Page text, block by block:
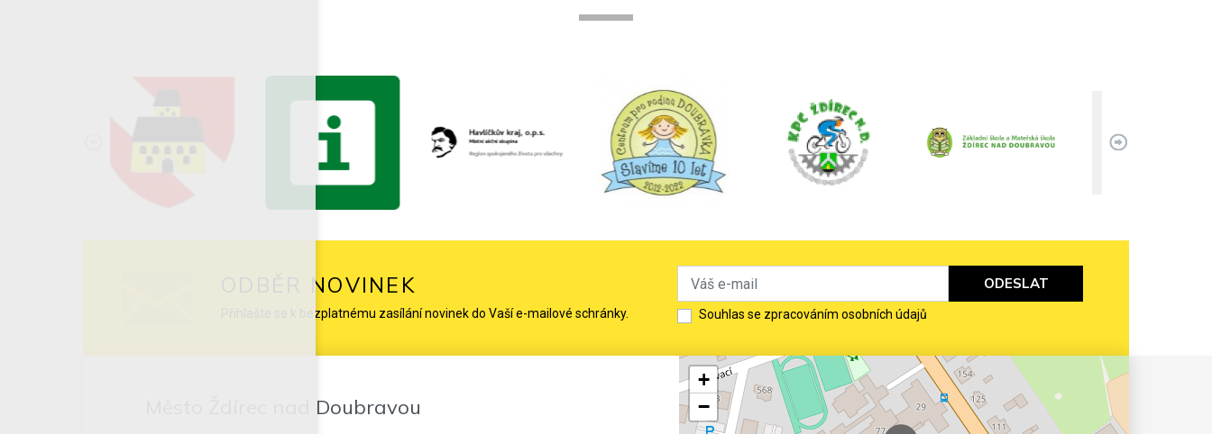
ODBĚR NOVINEK
Přihlašte se k bezplatnému zasílání novinek do Vaší e-mailové schránky. Souhlas se zpracováním osobních údajů
ODESLAT
Město Ždírec nad Doubravou
+
−